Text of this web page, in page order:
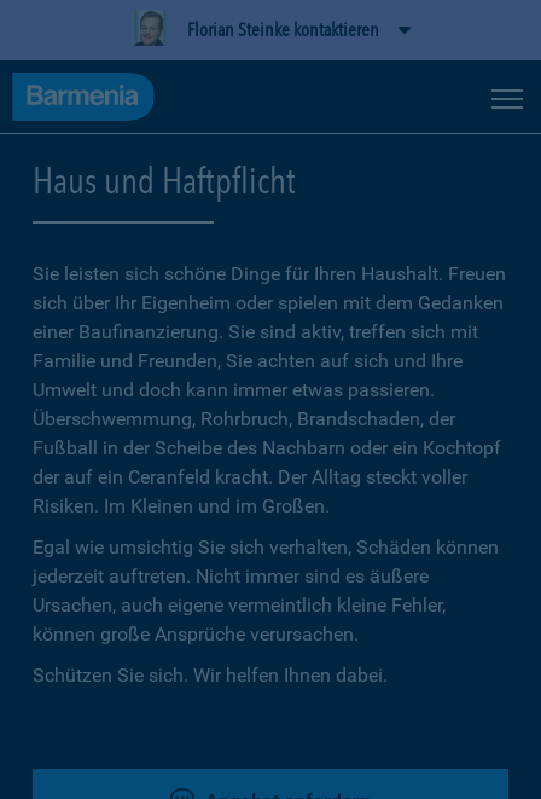
Florian Steinke kontaktieren
Haus und Haftpflicht
Sie leisten sich schöne Dinge für Ihren Haushalt. Freuen
sich über Ihr Eigenheim oder spielen mit dem Gedanken
einer Baufinanzierung. Sie sind aktiv, treffen sich mit
Familie und Freunden, Sie achten auf sich und Ihre
Umwelt und doch kann immer etwas passieren.
Überschwemmung, Rohrbruch, Brandschaden, der
Fußball in der Scheibe des Nachbarn oder ein Kochtopf
der auf ein Ceranfeld kracht. Der Alltag steckt voller
Risiken. Im Kleinen und im Großen.
Egal wie umsichtig Sie sich verhalten, Schäden können
jederzeit auftreten. Nicht immer sind es äußere
Ursachen, auch eigene vermeintlich kleine Fehler,
können große Ansprüche verursachen.
Schützen Sie sich. Wir helfen Ihnen dabei.